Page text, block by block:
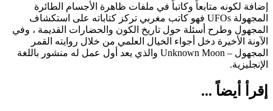
إضافة لكونه متابعاً وكاتباً في ملفات ظاهرة الأجسام الطائرة
المجهولة UFOs فهو كاتب مغربي تركز كتاباته على استكشاف
المجهول وطرح أسئلة حول تاريخ الكون والحضارات القديمة ، وفي
الآونة الأخيرة دخل أجواء الخيال العلمي من خلال روايته القمر
المجهول – Unknown Moon والذي يعد أول عمل له منشور باللغة
الإنجليزية.
إقرأ أيضاً ...